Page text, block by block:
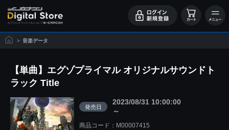
> 音楽データ
【単曲】エグゾプライマル オリジナルサウンドト
ラック Title
発売日
2023/08/31 10:00:00
～
商品コード：M00007415